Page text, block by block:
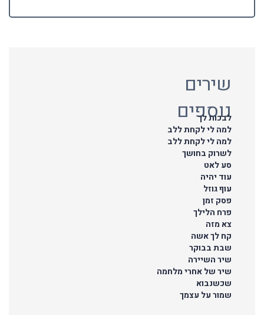
שירים
נוספים
לבכות לך
למה לי לקחת ללב
למה לי לקחת ללב
לשרוק בחושך
סע לאט
עוד יהיה
עוף גוזל
פסק זמן
פרח הלילך
צא מזה
קח לך אשה
שבת בבוקר
שיר השיירה
שיר של אחרי מלחמה
שכשנבוא
שמור על עצמך